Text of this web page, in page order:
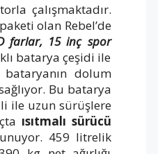
çalışmaktadır.
olan Rebel’de
farlar, 15 inç spor
batarya çeşidi ile
dolum
Bu batarya
ile uzun sürüşlere
ısıtmalı sürücü
459 litrelik